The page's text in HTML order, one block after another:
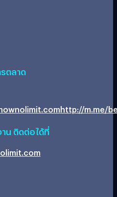
ตลาด
http://m.me/
น ติดต่อได้ที่